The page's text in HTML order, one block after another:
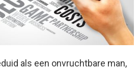
als een onvruchtbare man,